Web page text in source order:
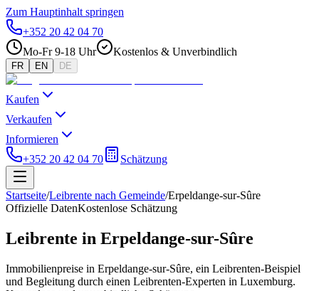
Zum Hauptinhalt springen
+352 20 42 04 70
Mo-Fr 9-18 Uhr
Kostenlos & Unverbindlich
FR EN DE
Kaufen
Verkaufen
Informieren
+352 20 42 04 70
Schätzung
Startseite/Leibrente nach Gemeinde/Erpeldange-sur-Sûre
Offizielle DatenKostenlose Schätzung
Leibrente in Erpeldange-sur-Sûre
Immobilienpreise in Erpeldange-sur-Sûre, ein Leibrenten-Beispiel
und Begleitung durch einen Leibrenten-Experten in Luxemburg.